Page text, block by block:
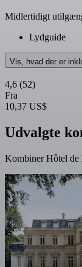
Midlertidigt
Lydguide
Vis, hvad der er
4,6 (52)
Fra
10,37 US$
Udvalgte
Kombiner Hôtel de